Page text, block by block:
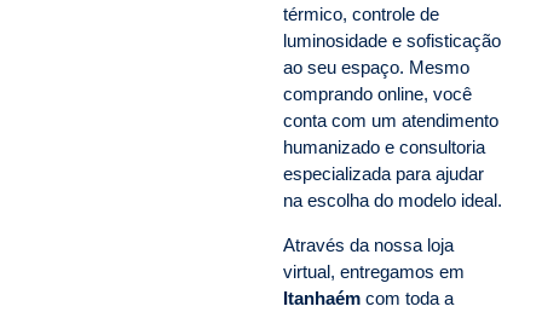
térmico, controle de
luminosidade e sofisticação
ao seu espaço. Mesmo
comprando online, você
conta com um atendimento
humanizado e consultoria
especializada para ajudar
na escolha do modelo ideal.
Através da nossa loja
virtual, entregamos em
Itanhaém com toda a